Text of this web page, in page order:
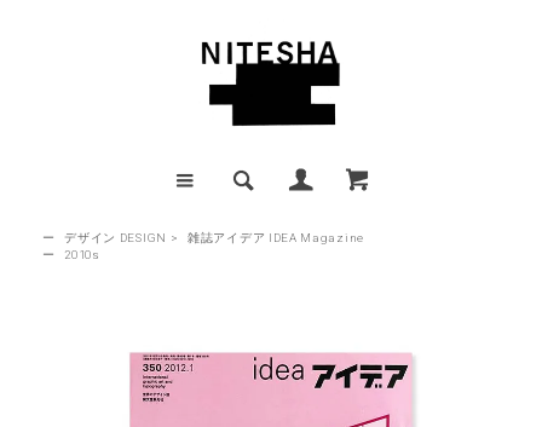
ー デザイン DESIGN >
雑誌アイデア IDEA Magazine
ー
2010s